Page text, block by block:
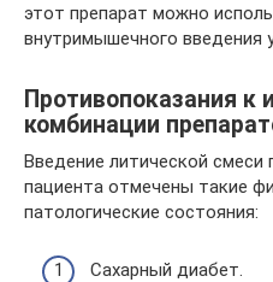
этот препарат можно
внутримышечного введения
Противопоказания к
комбинации
Введение литической смеси
пациента отмечены такие
патологические состояния:
Сахарный диабет.